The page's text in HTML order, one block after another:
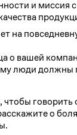
и миссия
на
о вашей
люди должны
чтобы
о